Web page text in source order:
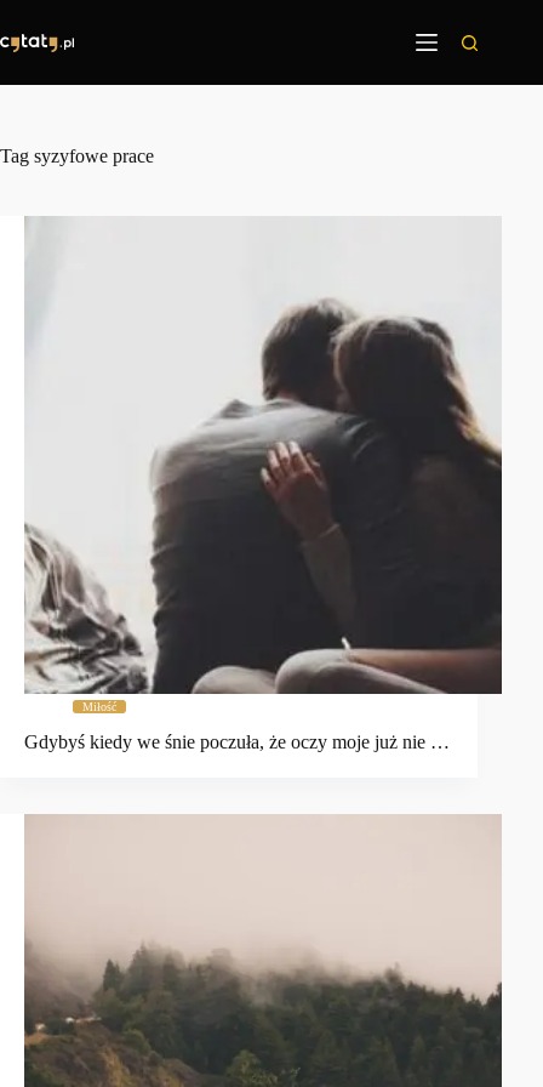
treści
Tag syzyfowe prace
Miłość
Gdybyś kiedy we śnie poczuła, że oczy moje już nie …